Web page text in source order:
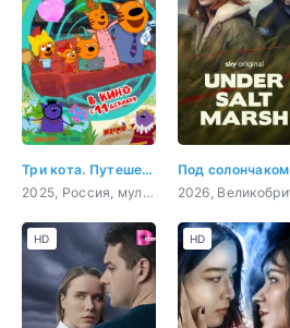
Три кота. Путешествие во времени
2025, Россия, мультфильм, детский
Под солончаком
HD HD